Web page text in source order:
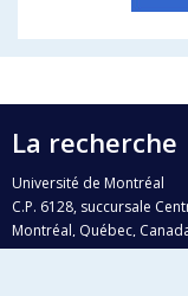
La recherche
Université de Montréal
C.P. 6128, succursale
Montréal, Québec,
H3C 3J7